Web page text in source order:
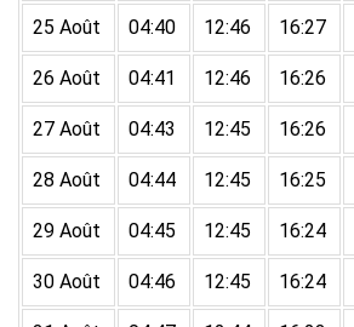
25 Août 04:40 12:46 16:27
26 Août 04:41 12:46 16:26
27 Août 04:43 12:45 16:26
28 Août 04:44 12:45 16:25
29 Août 04:45 12:45 16:24
30 Août 04:46 12:45 16:24